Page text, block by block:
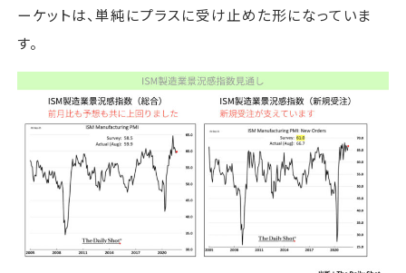
ーケットは、単純にプラスに受け止めた形になっていま
す。